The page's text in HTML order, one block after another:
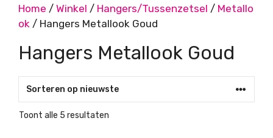
Home / Winkel / Hangers/Tussenzetsel / Metallo
ok / Hangers Metallook Goud
Hangers Metallook Goud
Toont alle 5 resultaten